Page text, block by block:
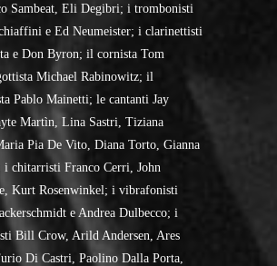
Sambeat, Eli Degibri; i trombonisti
e Ed Neumeister; i clarinettisti
e Don Byron; il cornista Tom
Michael Rabinowitz; il
Pablo Mainetti; le cantanti Jay
Martìn, Lina Sastri, Tiziana
Pia De Vito, Diana Torto, Gianna
i chitarristi Franco Cerri, John
Kurt Rosenwinkel; i vibrafonisti
e Andrea Dulbecco; i
Bill Crow, Arild Andersen, Ares
Di Castri, Paolino Dalla Porta,